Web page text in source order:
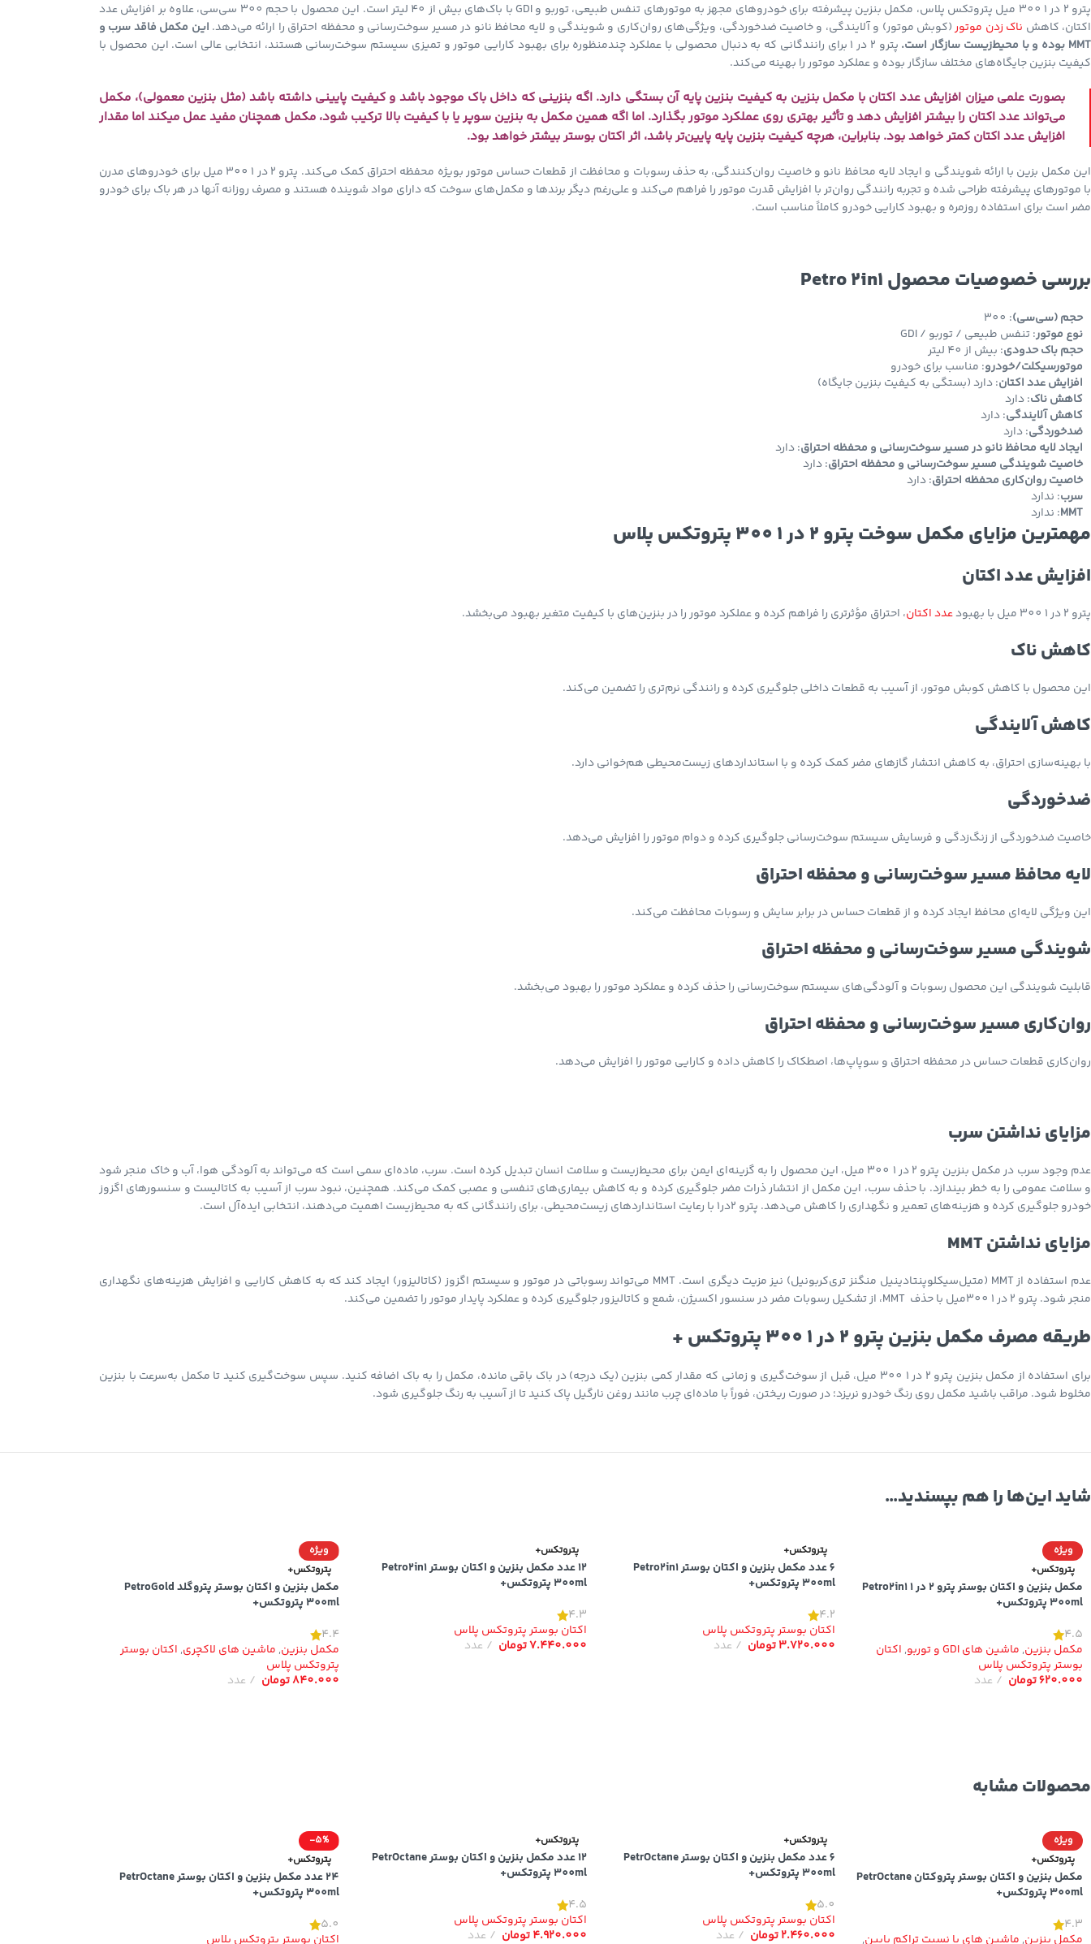
پترو 2 در 1 300 میل پتروتکس پلاس، مکمل بنزین پیشرفته برای خودروهای مجهز به موتورهای تنفس طبیعی، توربو و GDI با باک‌های بیش از 40 لیتر است. این محصول با حجم 300 سی‌سی، علاوه بر افزایش عدد
اکتان، کاهش ناک زدن موتور(کوبش موتور) و آلایندگی، و خاصیت ضدخوردگی، ویژگی‌های روان‌کاری و شویندگی و لایه محافظ نانو در مسیر سوخت‌رسانی و محفظه احتراق را ارائه می‌دهد. این مکمل فاقد سرب و
MMT بوده و با محیط‌زیست سازگار است.
پترو 2 در 1 برای رانندگانی که به دنبال محصولی با عملکرد چندمنظوره برای بهبود کارایی موتور و تمیزی سیستم سوخت‌رسانی هستند، انتخابی عالی است. این محصول با
کیفیت بنزین جایگاه‌های مختلف سازگار بوده و عملکرد موتور را بهینه می‌کند.
بصورت علمی میزان افزایش عدد اکتان با مکمل بنزین به کیفیت بنزین پایه آن بستگی دارد. اگه بنزینی که داخل باک موجود باشد و کیفیت پایینی داشته باشد (مثل بنزین معمولی)، مکمل
می‌تواند عدد اکتان را بیشتر افزایش دهد و تأثیر بهتری روی عملکرد موتور بگذارد. اما اگه همین مکمل به بنزین سوپر یا با کیفیت بالا ترکیب شود، مکمل همچنان مفید عمل می‍کند اما مقدار
افزایش عدد اکتان کمتر خواهد بود. بنابراین، هرچه کیفیت بنزین پایه پایین‌تر باشد، اثر اکتان بوستر بیشتر خواهد بود.
این مکمل بزین با ارائه شویندگی و ایجاد لایه محافظ نانو و خاصیت روان‌کنندگی، به حذف رسوبات و محافظت از قطعات حساس موتور بویژه محفظه احتراق کمک می‌کند. پترو 2 در 1 300 میل برای خودروهای مدرن
با موتورهای پیشرفته طراحی شده و تجربه رانندگی روان‌تر با افزایش قدرت موتور را فراهم می‌کند و علی‌رغم دیگر برندها و مکمل‌های سوخت که دارای مواد شوینده هستند و مصرف روزانه آنها در هر باک برای خودرو
مضر است برای استفاده روزمره و بهبود کارایی خودرو کاملاً مناسب است.
بررسی خصوصیات محصولPetro 2in1
حجم (سی‌سی): 300
نوع موتور: تنفس طبیعی / توربو / GDI
حجم باک حدودی: بیش از 40 لیتر
موتورسیکلت/خودرو: مناسب برای خودرو
افزایش عدد اکتان: دارد (بستگی به کیفیت بنزین جایگاه)
کاهش ناک: دارد
کاهش آلایندگی: دارد
ضدخوردگی: دارد
ایجاد لایه محافظ نانودر مسیر سوخت‌رسانی و محفظه احتراق: دارد
خاصیت شویندگی مسیر سوخت‌رسانی و محفظه احتراق: دارد
خاصیت روان‌کاری محفظه احتراق: دارد
سرب: ندارد
MMT: ندارد
مهمترین مزایای مکمل سوخت پترو 2 در 1 300 پتروتکس پلاس
افزایشعدد اکتان
پترو 2 در 1 300 میل با بهبود عدد اکتان، احتراق مؤثرتری را فراهم کرده و عملکرد موتور را در بنزین‌های با کیفیت متغیر بهبود می‌بخشد.
کاهش ناک
این محصول با کاهش کوبش موتور، از آسیب به قطعات داخلی جلوگیری کرده و رانندگی نرم‌تری را تضمین می‌کند.
کاهش آلایندگی
با بهینه‌سازی احتراق، به کاهش انتشار گازهای مضر کمک کرده و با استانداردهای زیست‌محیطی هم‌خوانی دارد.
ضدخوردگی
خاصیت ضدخوردگی از زنگ‌زدگی و فرسایش سیستم سوخت‌رسانی جلوگیری کرده و دوام موتور را افزایش می‌دهد.
لایه محافظ مسیر سوخت‌رسانی و محفظه احتراق
این ویژگی لایه‌ای محافظ ایجاد کرده و از قطعات حساس در برابر سایش و رسوبات محافظت می‌کند.
شویندگی مسیر سوخت‌رسانی و محفظه احتراق
قابلیت شویندگی این محصول رسوبات و آلودگی‌های سیستم سوخت‌رسانی را حذف کرده و عملکرد موتور را بهبود می‌بخشد.
روان‌کاری مسیر سوخت‌رسانی و محفظه احتراق
روان‌کاری قطعات حساس در محفظه احتراق و سوپاپ‌ها، اصطکاک را کاهش داده و کارایی موتور را افزایش می‌دهد.
مزایای نداشتن سرب
عدم وجود سرب در مکمل بنزین پترو 2 در 1 300 میل، این محصول را به گزینه‌ای ایمن برای محیط‌زیست و سلامت انسان تبدیل کرده است. سرب، ماده‌ای سمی است که می‌تواند به آلودگی هوا، آب و خاک منجر شود
و سلامت عمومی را به خطر بیندازد. با حذف سرب، این مکمل از انتشار ذرات مضر جلوگیری کرده و به کاهش بیماری‌های تنفسی و عصبی کمک می‌کند. همچنین، نبود سرب از آسیب به کاتالیست و سنسورهای اگزوز
خودرو جلوگیری کرده و هزینه‌های تعمیر و نگهداری را کاهش می‌دهد. پترو 2در1 با رعایت استانداردهای زیست‌محیطی، برای رانندگانی که به محیط‌زیست اهمیت می‌دهند، انتخابی ایده‌آل است.
مزایای نداشتن MMT
عدم استفاده از MMT (متیل‌سیکلوپنتادینیل منگنز تری‌کربونیل) نیز مزیت دیگری است. MMT می‌تواند رسوباتی در موتور و سیستم اگزوز (کاتالیزور) ایجاد کند که به کاهش کارایی و افزایش هزینه‌های نگهداری
منجر شود. پترو 2 در 1 300میل با حذف MMT، از تشکیل رسوبات مضر در سنسور اکسیژن، شمع و کاتالیزور جلوگیری کرده و عملکرد پایدار موتور را تضمین می‌کند.
طریقه مصرف مکمل بنزین پترو 2 در 1 300 پتروتکس +
برای استفاده از مکمل بنزین پترو 2 در 1 300 میل، قبل از سوخت‌گیری و زمانی که مقدار کمی بنزین (یک درجه) در باک باقی مانده، مکمل را به باک اضافه کنید. سپس سوخت‌گیری کنید تا مکمل به‌سرعت با بنزین
مخلوط شود. مراقب باشید مکمل روی رنگ خودرو نریزد؛ در صورت ریختن، فوراً با ماده‌ای چرب مانند روغن نارگیل پاک کنید تا از آسیب به رنگ جلوگیری شود.
شاید این‌ها را هم بپسندید…
ویژه
پتروتکس+
مکمل بنزین و اکتان بوستر پترو 2 در 1 Petro2in1
300ml پتروتکس+
4.5
مکمل بنزین, ماشین های GDI و توربو , اکتان
بوستر پتروتکس پلاس
620.000تومان عدد
پتروتکس+
6 عدد مکمل بنزین و اکتان بوستر Petro2in1
300ml پتروتکس+
4.2
اکتان بوستر پتروتکس پلاس
3.720.000 تومان عدد
پتروتکس+
12 عدد مکمل بنزین و اکتان بوستر Petro2in1
300ml پتروتکس+
4.3
اکتان بوستر پتروتکس پلاس
7.440.000تومان عدد
ویژه
پتروتکس+
مکمل بنزین و اکتان بوستر پتروگلد PetroGold
300ml پتروتکس+
4.4
مکمل بنزین, ماشین های لاکچری, اکتان بوستر
پتروتکس پلاس
840.000تومان عدد
محصولات مشابه
ویژه
پتروتکس+
مکمل بنزین و اکتان بوستر پتروکتان PetrOctane
300ml پتروتکس+
4.3
مکمل بنزین, ماشین های با نسبت تراکم پایین,
پتروتکس+
6 عدد مکمل بنزین و اکتان بوستر PetrOctane
300ml پتروتکس+
5.0
اکتان بوستر پتروتکس پلاس
2.460.000 تومان عدد
پتروتکس+
12 عدد مکمل بنزین و اکتان بوستر PetrOctane
300ml پتروتکس+
4.5
اکتان بوستر پتروتکس پلاس
4.920.000تومان عدد
-5%
پتروتکس+
24 عدد مکمل بنزین و اکتان بوستر PetrOctane
300ml پتروتکس+
5.0
اکتان بوستر پتروتکس پلاس
YouTube